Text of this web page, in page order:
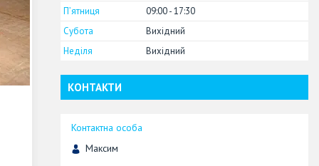
Пʼятниця
09:00 17:30
Субота
Вихідний
Неділя
Вихідний
КОНТАКТИ
Максим